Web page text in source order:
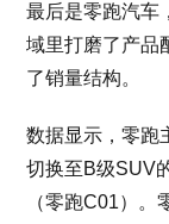
最后是零跑汽车
域里打磨了产品
了销量结构。
数据显示，零跑
切换至B级SUV
（零跑C01）